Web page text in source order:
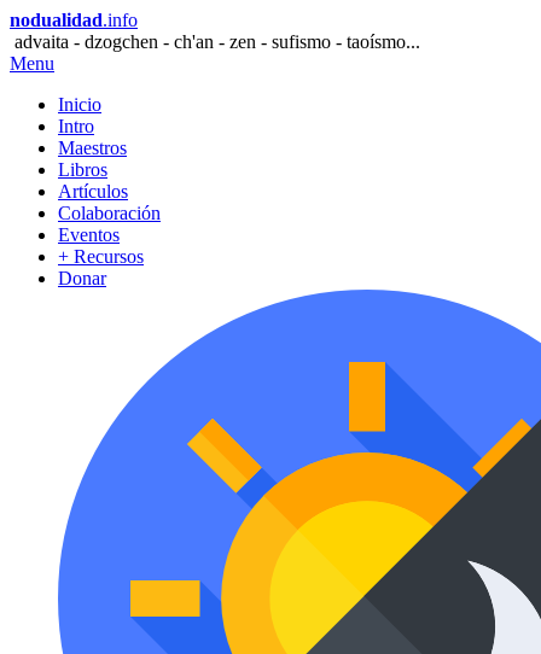
nodualidad.info
advaita - dzogchen - ch'an - zen - sufismo - taoísmo...
Menu
Inicio
Intro
Maestros
Libros
Artículos
Colaboración
Eventos
+ Recursos
Donar